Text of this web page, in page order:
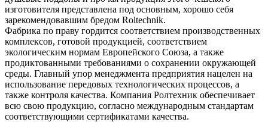
изготовителя представлена под основным, хорошо себя
зарекомендовавшим бредом Roltechnik.
Фабрика по праву гордится соответствием производственных
комплексов, готовой продукцией, соответствием
экологическим нормам Европейского Союза, а также
продиктованными требованиями о сохранении окружающей
среды. Главный упор менеджмента предприятия нацелен на
использование передовых технологических процессов, а
также контроля качества. Компания Ролтехник обеспечивает
всю свою продукцию, согласно международным стандартам
соответствующими сертификатами качества.